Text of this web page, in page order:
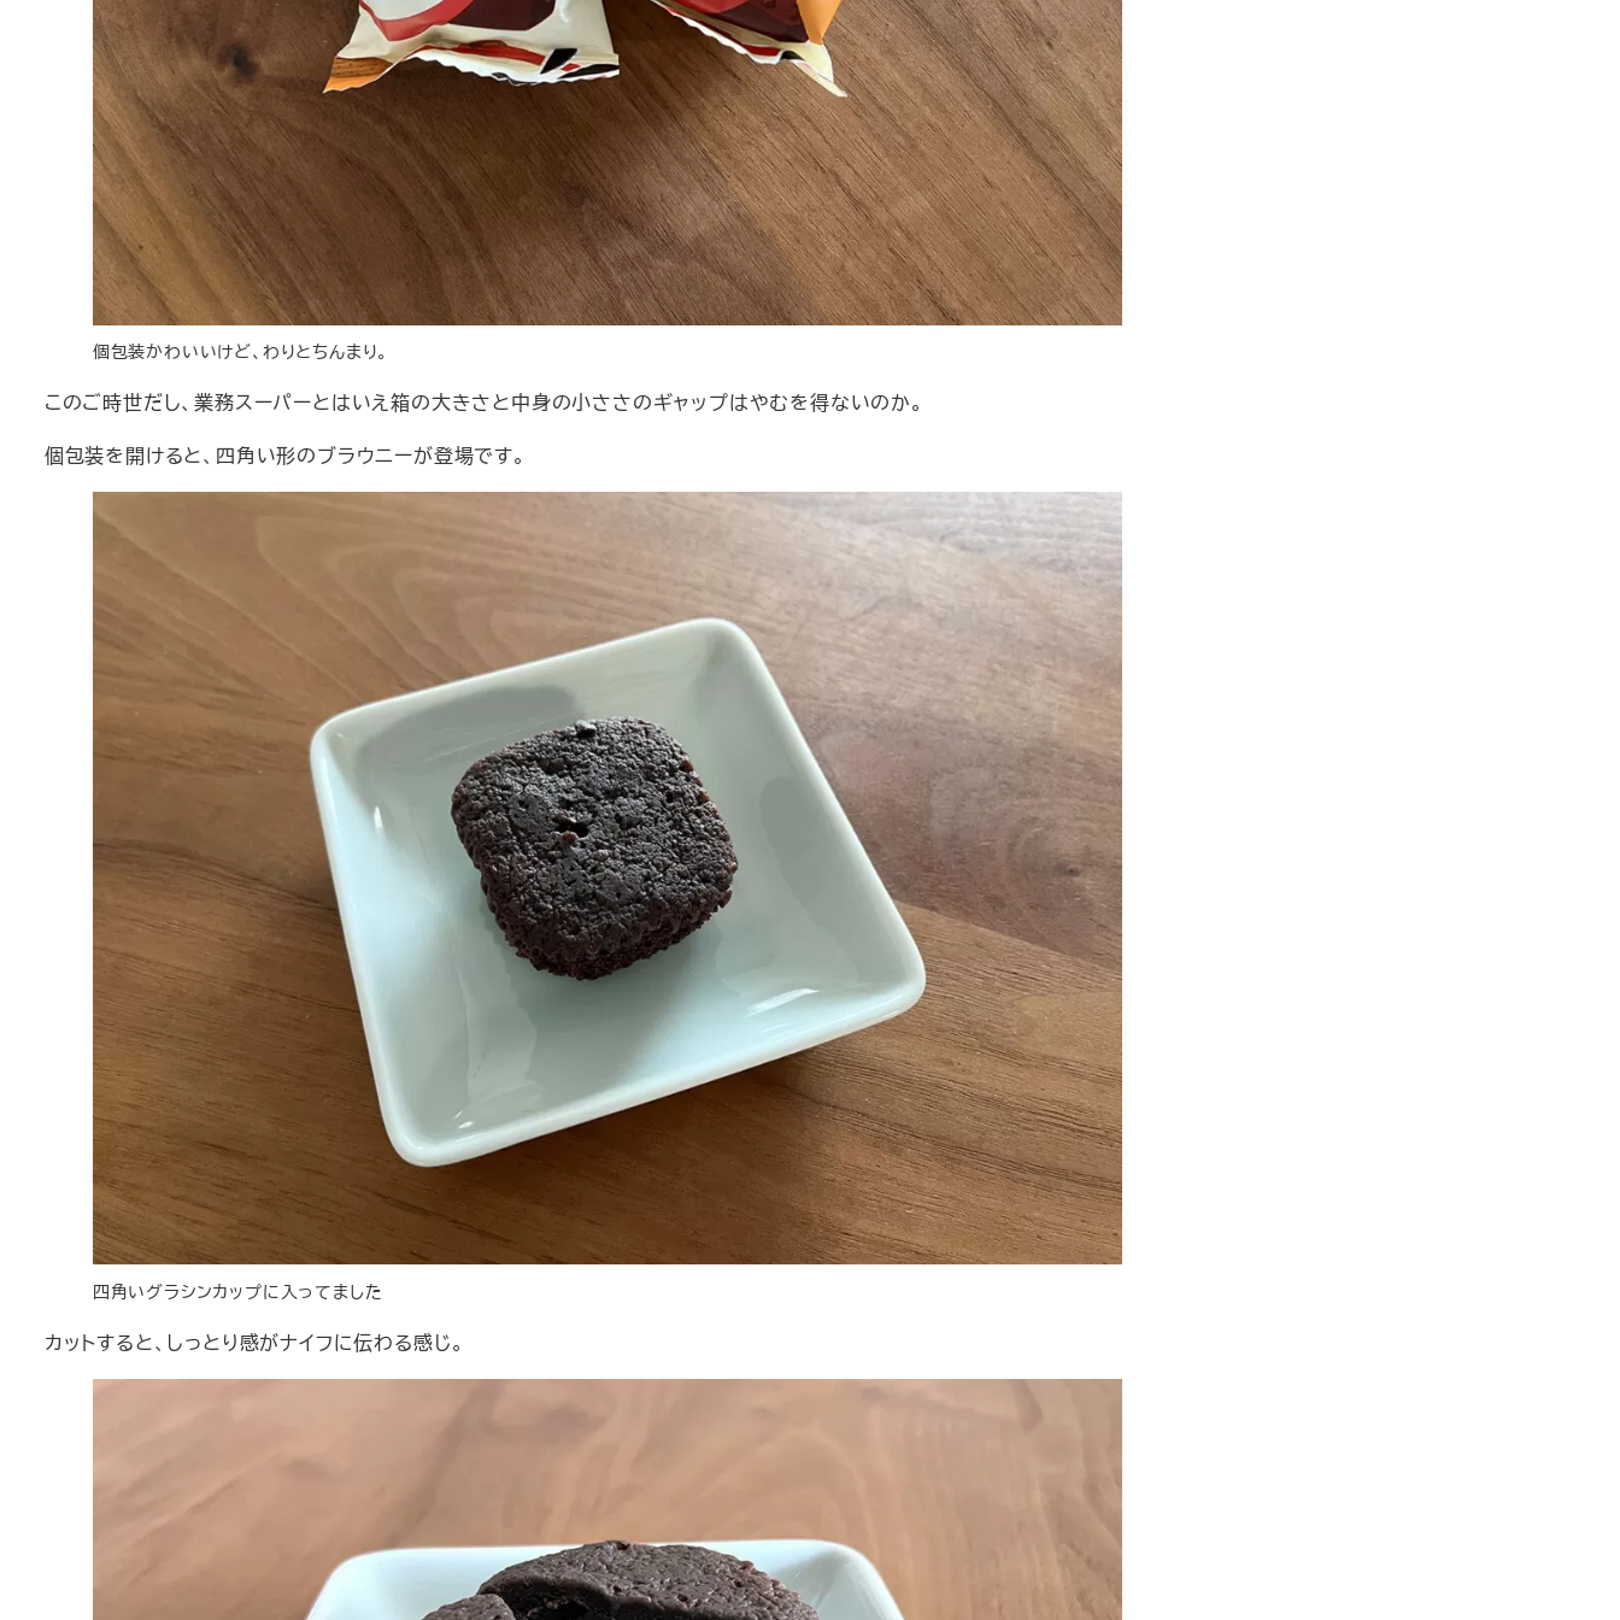
個包装かわいいけど、わりとちんまり。
このご時世だし、業務スーパーとはいえ箱の大きさと中身の小ささのギャップはやむを得ないのか。
個包装を開けると、四角い形のブラウニーが登場です。
四角いグラシンカップに入ってました
カットすると、しっとり感がナイフに伝わる感じ。